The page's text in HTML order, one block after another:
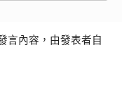
言內容，由發表者自